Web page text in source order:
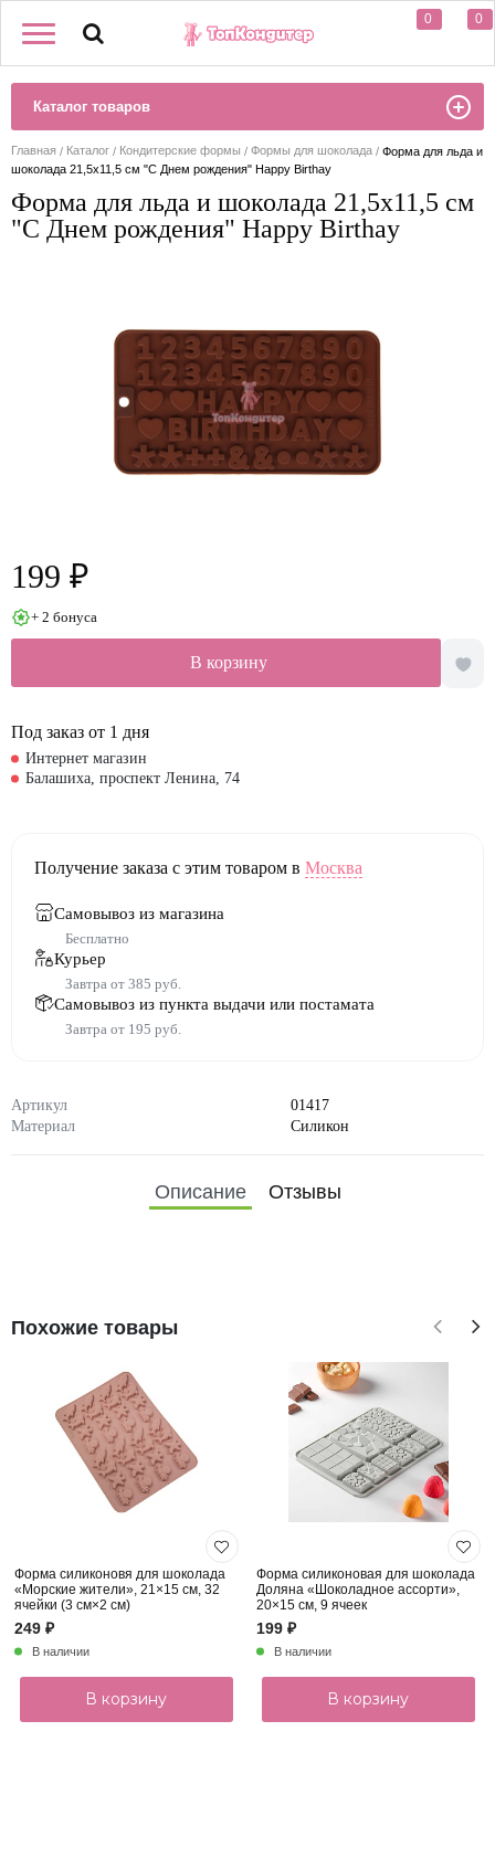
0 0
Каталог товаров
Главная Каталог Кондитерские формы Формы для шоколада
Форма для льда и
шоколада 21,5х11,5 см "С Днем рождения" Happy Birthay
Форма для льда и шоколада 21,5х11,5 см
"С Днем рождения" Happy Birthay
Артикул
01417
Материал
Силикон
199 ₽
+ 2 бонуса
В корзину
Под заказ от 1 дня
Интернет магазин
Балашиха, проспект Ленина, 74
Получение заказа с этим товаром в Москва
Самовывоз из магазина
Бесплатно
Курьер
Завтра от 385 руб.
Самовывоз из пункта выдачи или постамата
Завтра от 195 руб.
Описание Отзывы
Похожие товары
Форма силиконовя для шоколада
«Морские жители», 21×15 см, 32
ячейки (3 см×2 см)
249 ₽
В наличии
В корзину
Форма силиконовая для шоколада
Доляна «Шоколадное ассорти»,
20×15 см, 9 ячеек
199 ₽
В наличии
В корзину